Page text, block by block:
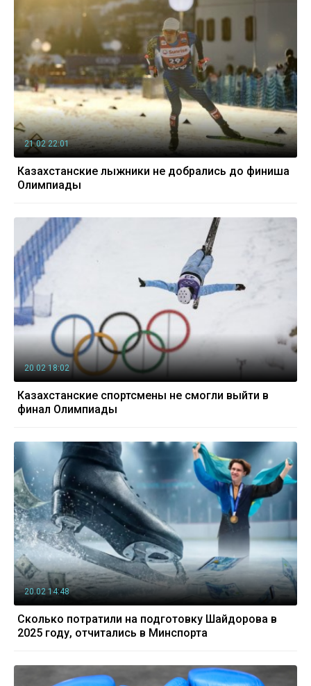
21.02 22:01
Казахстанские лыжники не добрались до финиша
Олимпиады
20.02 18:02
Казахстанские спортсмены не смогли выйти в
финал Олимпиады
20.02 14:48
Сколько потратили на подготовку Шайдорова в
2025 году, отчитались в Минспорта